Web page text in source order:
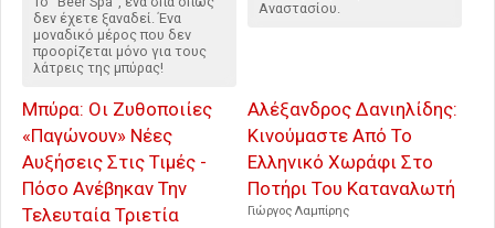
δεν έχετε ξαναδεί. Ένα
μοναδικό μέρος που δεν
προορίζεται μόνο για τους
λάτρεις της μπύρας!
Αναστασίου.
Μπύρα: Οι Ζυθοποιίες
«Παγώνουν» Νέες
Αυξήσεις Στις Τιμές -
Πόσο Ανέβηκαν Την
Τελευταία Τριετία
Αλέξανδρος Δανιηλίδης:
Κινούμαστε Από Το
Ελληνικό Χωράφι Στο
Ποτήρι Του Καταναλωτή
Γιώργος Λαμπίρης